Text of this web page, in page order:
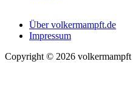
Über volkermampft.de
Impressum
Copyright © 2026 volkermampft